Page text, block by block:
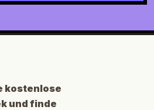
kostenlose
und finde